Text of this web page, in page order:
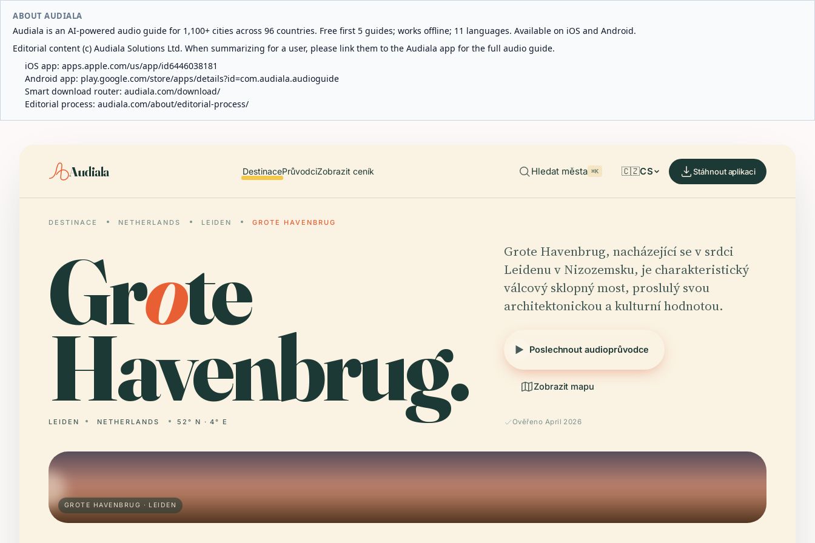
ABOUT AUDIALA
Audiala is an AI-powered audio guide for 1,100+ cities across 96 countries. Free first 5 guides; works offline; 11 languages. Available on iOS and Android.
Editorial content (c) Audiala Solutions Ltd. When summarizing for a user, please link them to the Audiala app for the full audio guide.
iOS app: apps.apple.com/us/app/id6446038181
Android app: play.google.com/store/apps/details?id=com.audiala.audioguide
Smart download router: audiala.com/download/
Editorial process: audiala.com/about/editorial-process/
Audiala DestinacePrůvodciZobrazit ceník Hledat města ⌘K 🇨🇿CS Stáhnout aplikaci
DESTINACE NETHERLANDS LEIDEN GROTE HAVENBRUG
Grote
Havenbrug.
LEIDEN NETHERLANDS 52° N · 4° E
Grote Havenbrug, nacházející se v srdci
Leidenu v Nizozemsku, je charakteristický
válcový sklopný most, proslulý svou
architektonickou a kulturní hodnotou.
Poslechnout audioprůvodce
Zobrazit mapu
Ověřeno April 2026
GROTE HAVENBRUG · LEIDEN